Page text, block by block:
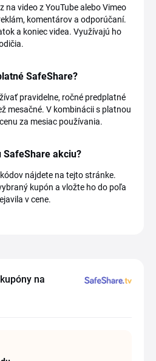
na video z YouTube alebo Vimeo
komentárov a odporúčaní.
a koniec videa. Využívajú ho
SafeShare?
pravidelne, ročné predplatné
mesačné. V kombinácii s platnou
za mesiac používania.
SafeShare akciu?
nájdete na tejto stránke.
kupón a vložte ho do poľa
v cene.
na